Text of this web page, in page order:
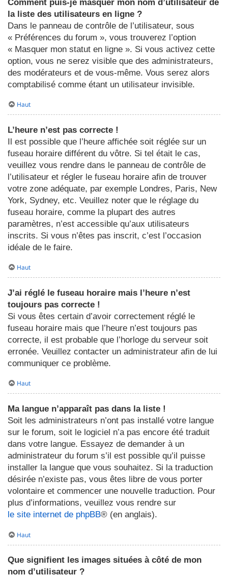
Comment puis-je masquer mon nom d’utilisateur de
la liste des utilisateurs en ligne ?
Dans le panneau de contrôle de l’utilisateur, sous
« Préférences du forum », vous trouverez l’option
« Masquer mon statut en ligne ». Si vous activez cette
option, vous ne serez visible que des administrateurs,
des modérateurs et de vous-même. Vous serez alors
comptabilisé comme étant un utilisateur invisible.
Haut
L’heure n’est pas correcte !
Il est possible que l’heure affichée soit réglée sur un
fuseau horaire différent du vôtre. Si tel était le cas,
veuillez vous rendre dans le panneau de contrôle de
l’utilisateur et régler le fuseau horaire afin de trouver
votre zone adéquate, par exemple Londres, Paris, New
York, Sydney, etc. Veuillez noter que le réglage du
fuseau horaire, comme la plupart des autres
paramètres, n’est accessible qu’aux utilisateurs
inscrits. Si vous n’êtes pas inscrit, c’est l’occasion
idéale de le faire.
Haut
J’ai réglé le fuseau horaire mais l’heure n’est
toujours pas correcte !
Si vous êtes certain d’avoir correctement réglé le
fuseau horaire mais que l’heure n’est toujours pas
correcte, il est probable que l’horloge du serveur soit
erronée. Veuillez contacter un administrateur afin de lui
communiquer ce problème.
Haut
Ma langue n’apparaît pas dans la liste !
Soit les administrateurs n’ont pas installé votre langue
sur le forum, soit le logiciel n’a pas encore été traduit
dans votre langue. Essayez de demander à un
administrateur du forum s’il est possible qu’il puisse
installer la langue que vous souhaitez. Si la traduction
désirée n’existe pas, vous êtes libre de vous porter
volontaire et commencer une nouvelle traduction. Pour
plus d’informations, veuillez vous rendre sur
le site internet de phpBB® (en anglais).
Haut
Que signifient les images situées à côté de mon
nom d’utilisateur ?